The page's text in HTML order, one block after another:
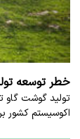
خطر توسعه
تولید گوشت گاو
اکوسیستم کشور